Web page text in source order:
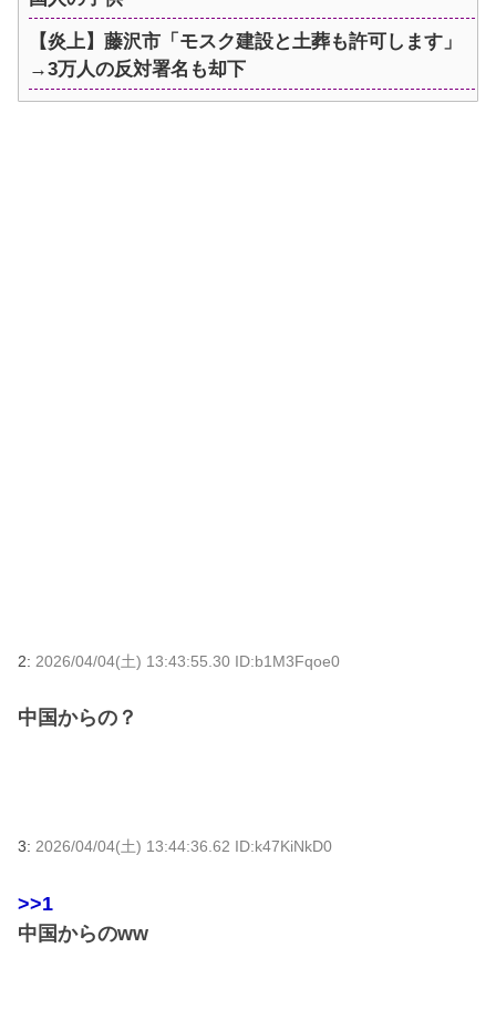
【炎上】藤沢市「モスク建設と土葬も許可します」
→3万人の反対署名も却下
2: 2026/04/04(土) 13:43:55.30 ID:b1M3Fqoe0
中国からの？
3: 2026/04/04(土) 13:44:36.62 ID:k47KiNkD0
>>1
中国からのww